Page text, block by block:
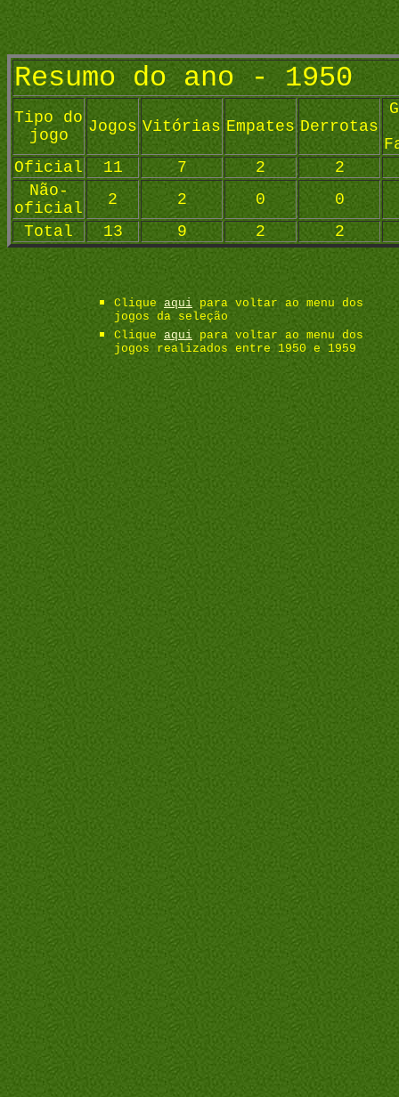
Resumo do ano - 1950
Tipo do
jogo
Jogos Vitórias Empates Derrotas
Oficial
11 7 2 2
Não-
oficial
2 2 0 0
Total
13 9 2 2
Clique aqui para voltar ao menu dos
jogos da seleção
Clique aqui para voltar ao menu dos
jogos realizados entre 1950 e 1959